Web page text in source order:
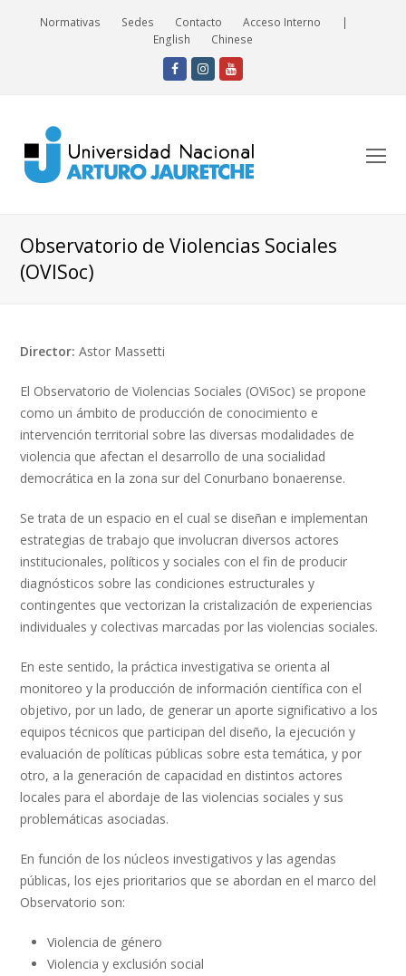
Normativas Sedes Contacto Acceso Interno
|
English
Chinese
Facebook
Instagram
Youtube
Observatorio de Violencias Sociales
(OVISoc)
Director:Astor Massetti
El Observatorio de Violencias Sociales (OViSoc) se propone
como un ámbito de producción de conocimiento e
intervención territorial sobre las diversas modalidades de
violencia que afectan el desarrollo de una socialidad
democrática en la zona sur del Conurbano bonaerense.
Se trata de un espacio en el cual se diseñan e implementan
estrategias de trabajo que involucran diversos actores
institucionales, políticos y sociales con el fin de producir
diagnósticos sobre las condiciones estructurales y
contingentes que vectorizan la cristalización de experiencias
individuales y colectivas marcadas por las violencias sociales.
En este sentido, la práctica investigativa se orienta al
monitoreo y la producción de información científica con el
objetivo, por un lado, de generar un aporte significativo a los
equipos técnicos que participan del diseño, la ejecución y
evaluación de políticas públicas sobre esta temática, y por
otro, a la generación de capacidad en distintos actores
locales para el abordaje de las violencias sociales y sus
problemáticas asociadas.
En función de los núcleos investigativos y las agendas
públicas, los ejes prioritarios que se abordan en el marco del
Observatorio son:
Violencia de género
Violencia y exclusión social